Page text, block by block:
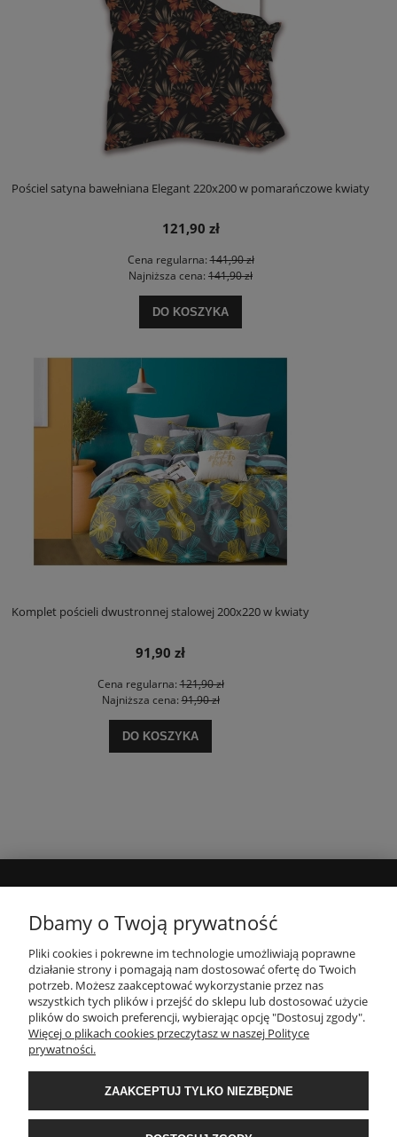
Pościel satyna bawełniana Elegant 220x200 w pomarańczowe kwiaty
121,90 zł
Cena regularna:141,90 zł
Najniższa cena: 141,90 zł
DO KOSZYKA
Komplet pościeli dwustronnej stalowej 200x220 w kwiaty
91,90 zł
Cena regularna:121,90 zł
Najniższa cena:91,90 zł
DO KOSZYKA
INFORMACJE
PŁATNOŚCI I DOSTAWA
O NAS
POPULARNE KATEGORIE
Dbamy o Twoją prywatność
Pliki cookies i pokrewne im technologie umożliwiają poprawne
działanie strony i pomagają nam dostosować ofertę do Twoich
potrzeb. Możesz zaakceptować wykorzystanie przez nas
wszystkich tych plików i przejść do sklepu lub dostosować użycie
plików do swoich preferencji, wybierając opcję "Dostosuj zgody".
Więcej o plikach cookies przeczytasz w naszej Polityce
prywatności.
ZAAKCEPTUJ TYLKO NIEZBĘDNE